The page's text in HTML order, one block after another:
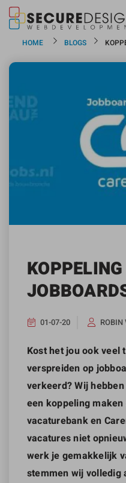
HOME BLOGS
01-07-20
Kost het jou ook veel
verspreiden op
verkeerd? Wij
een koppeling
vacaturebank en
vacatures niet
werk je gemakkelijk
stemmen wij volledig